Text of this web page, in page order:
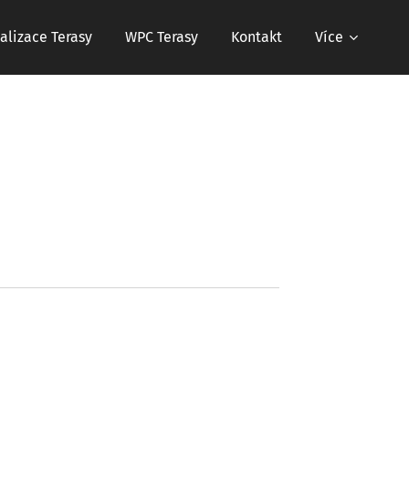
Terasy WPC Terasy Kontakt Více